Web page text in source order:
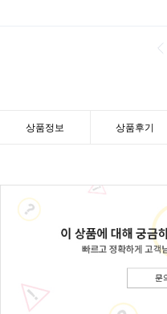
상품정보 상품후기